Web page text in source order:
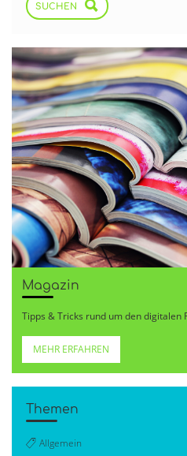
SUCHEN
Magazin
Tipps & Tricks rund um den digitalen
MEHR ERFAHREN
Themen
Allgemein